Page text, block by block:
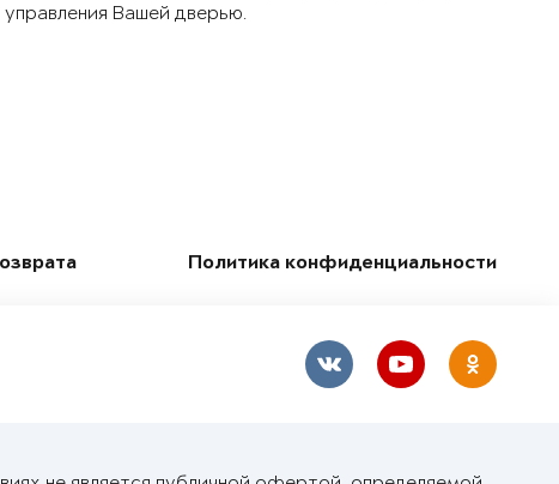
Вашей дверью.
Политика конфиденциальности